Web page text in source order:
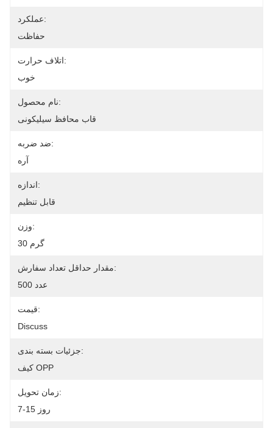
عملکرد:
حفاظت
اتلاف حرارت:
خوب
نام محصول:
قاب محافظ سیلیکونی
ضد ضربه:
آره
اندازه:
قابل تنظیم
وزن:
30 گرم
مقدار حداقل تعداد سفارش:
500 عدد
قیمت:
Discuss
جزئیات بسته بندی:
کیف OPP
زمان تحویل:
7-15 روز